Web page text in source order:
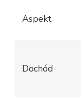
Aspekt
Dochód